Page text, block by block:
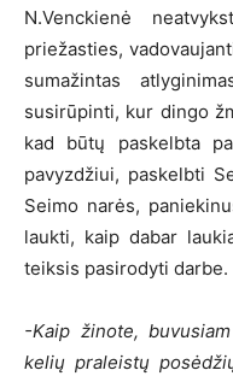
N.Venckienė
priežasties,
sumažintas
susirūpinti, kur dingo
kad būtų paskelbta
pavyzdžiui, paskelbti
Seimo narės,
laukti, kaip dabar
teiksis pasirodyti darbe.
-Kaip žinote,
kelių praleistų